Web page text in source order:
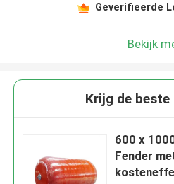
Geverifieerde
Bekijk
Krijg de
600 x
Fender